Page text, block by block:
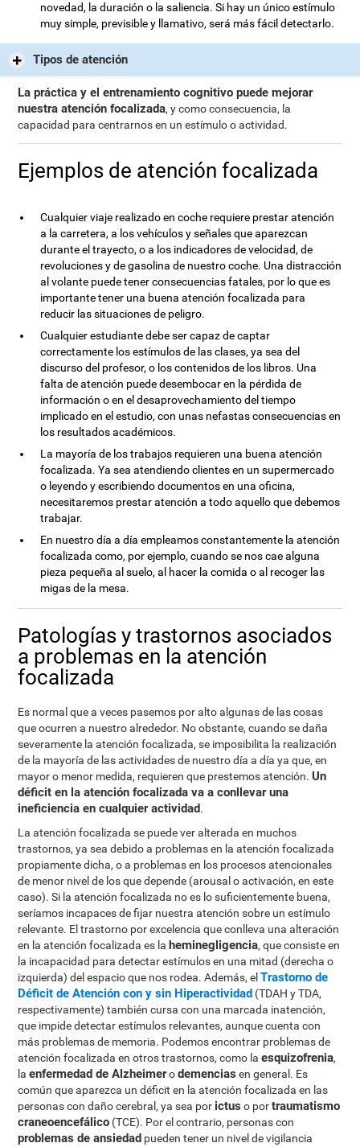
novedad, la duración o la saliencia. Si hay un único estímulo
muy simple, previsible y llamativo, será más fácil detectarlo.
Tipos de atención
La práctica y el entrenamiento cognitivo puede mejorar
nuestra atención focalizada, y como consecuencia, la
capacidad para centrarnos en un estímulo o actividad.
Ejemplos de atención focalizada
Cualquier viaje realizado en coche requiere prestar atención
a la carretera, a los vehículos y señales que aparezcan
durante el trayecto, o a los indicadores de velocidad, de
revoluciones y de gasolina de nuestro coche. Una distracción
al volante puede tener consecuencias fatales, por lo que es
importante tener una buena atención focalizada para
reducir las situaciones de peligro.
Cualquier estudiante debe ser capaz de captar
correctamente los estímulos de las clases, ya sea del
discurso del profesor, o los contenidos de los libros. Una
falta de atención puede desembocar en la pérdida de
información o en el desaprovechamiento del tiempo
implicado en el estudio, con unas nefastas consecuencias en
los resultados académicos.
La mayoría de los trabajos requieren una buena atención
focalizada. Ya sea atendiendo clientes en un supermercado
o leyendo y escribiendo documentos en una oficina,
necesitaremos prestar atención a todo aquello que debemos
trabajar.
En nuestro día a día empleamos constantemente la atención
focalizada como, por ejemplo, cuando se nos cae alguna
pieza pequeña al suelo, al hacer la comida o al recoger las
migas de la mesa.
Patologías y trastornos asociados
a problemas en la atención
focalizada
Es normal que a veces pasemos por alto algunas de las cosas
que ocurren a nuestro alrededor. No obstante, cuando se daña
severamente la atención focalizada, se imposibilita la realización
de la mayoría de las actividades de nuestro día a día ya que, en
mayor o menor medida, requieren que prestemos atención.Un
déficit en la atención focalizada va a conllevar una
ineficiencia en cualquier actividad.
La atención focalizada se puede ver alterada en muchos
trastornos, ya sea debido a problemas en la atención focalizada
propiamente dicha, o a problemas en los procesos atencionales
de menor nivel de los que depende (arousal o activación, en este
caso). Si la atención focalizada no es lo suficientemente buena,
seríamos incapaces de fijar nuestra atención sobre un estímulo
relevante. El trastorno por excelencia que conlleva una alteración
en la atención focalizada es la heminegligencia, que consiste en
la incapacidad para detectar estímulos en una mitad (derecha o
izquierda) del espacio que nos rodea. Además, elTrastorno de
Déficit de Atención con y sin Hiperactividad (TDAH y TDA,
respectivamente) también cursa con una marcada inatención,
que impide detectar estímulos relevantes, aunque cuenta con
más problemas de memoria. Podemos encontrar problemas de
atención focalizada en otros trastornos, como laesquizofrenia,
laenfermedad de Alzheimerodemencias en general. Es
común que aparezca un déficit en la atención focalizada en las
personas con daño cerebral, ya sea por ictus o portraumatismo
craneoencefálico (TCE). Por el contrario, personas con
problemas de ansiedad pueden tener un nivel de vigilancia